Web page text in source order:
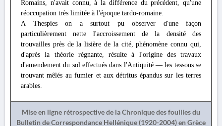
Romains, n'avait connu, à la différence du précédent, qu'une
réoccupation très limitée à l'époque tardo-romaine.
A Thespies on a surtout pu observer d'une façon
particulièrement nette l'accroissement de la densité des
trouvailles près de la lisière de la cité, phénomène connu qui,
d'après la théorie régnante, résulte à l'origine des travaux
d'amendement du sol effectués dans l'Antiquité — les tessons se
trouvant mêlés au fumier et aux détritus épandus sur les terres
arables.
Mise en ligne rétrospective de la Chronique des fouilles du
Bulletin de Correspondance Hellénique (1920-2004) en Grèce